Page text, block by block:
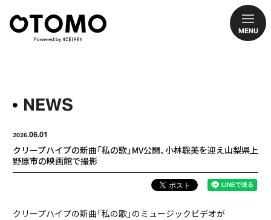
MENU
NEWS
2026.06.01
クリープハイプの新曲「私の歌」MV公開、小林聡美を迎え山梨県上
野原市の映画館で撮影
クリープハイプの新曲「私の歌」のミュージックビデオが